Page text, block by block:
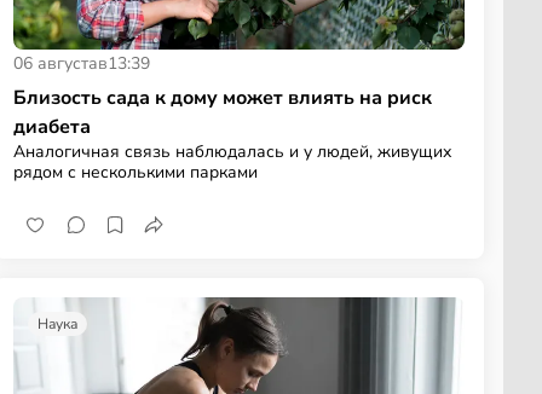
06 августав13:39
Близость сада к дому может влиять на риск
диабета
Аналогичная связь наблюдалась и у людей, живущих
рядом с несколькими парками
Наука